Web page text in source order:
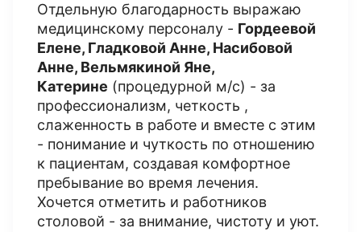
Отдельную благодарность выражаю
медицинскому персоналу - Гордеевой
Елене, Гладковой Анне, Насибовой
Анне, Вельмякиной Яне,
Катерине (процедурной м/с) - за
профессионализм, четкость ,
слаженность в работе и вместе с этим
- понимание и чуткость по отношению
к пациентам, создавая комфортное
пребывание во время лечения.
Хочется отметить и работников
столовой - за внимание, чистоту и уют.